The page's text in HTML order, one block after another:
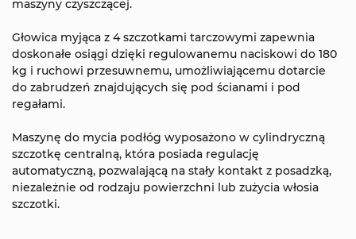
maszyny czyszczącej.
Głowica myjąca z 4 szczotkami tarczowymi zapewnia
doskonałe osiągi dzięki regulowanemu naciskowi do 180
kg i ruchowi przesuwnemu, umożliwiającemu dotarcie
do zabrudzeń znajdujących się pod ścianami i pod
regałami.
Maszynę do mycia podłóg wyposażono w cylindryczną
szczotkę centralną, która posiada regulację
automatyczną, pozwalającą na stały kontakt z posadzką,
niezależnie od rodzaju powierzchni lub zużycia włosia
szczotki.